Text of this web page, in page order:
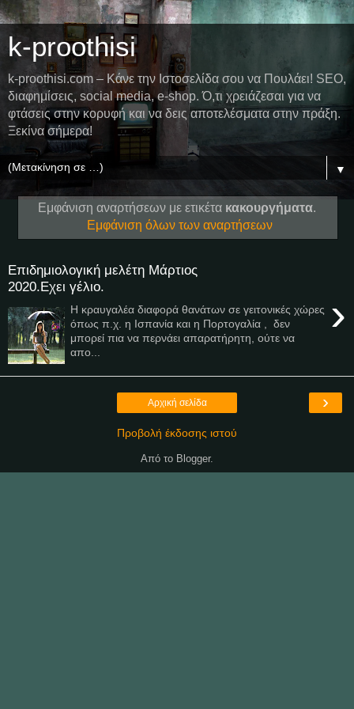
k-proothisi
k-proothisi.com – Κάνε την Ιστοσελίδα σου να Πουλάει! SEO,
διαφημίσεις, social media, e-shop. Ό,τι χρειάζεσαι για να
φτάσεις στην κορυφή και να δεις αποτελέσματα στην πράξη.
Ξεκίνα σήμερα!
▼
Εμφάνιση αναρτήσεων με ετικέτα κακουργήματα.
Εμφάνιση όλων των αναρτήσεων
Επιδημιολογική μελέτη Μάρτιος
2020.Εχει γέλιο.
›
Η κραυγαλέα διαφορά θανάτων σε γειτονικές χώρες
όπως π.χ. η Ισπανία και η Πορτογαλία , δεν
μπορεί πια να περνάει απαρατήρητη, ούτε να
απο...
›
Αρχική σελίδα
Προβολή έκδοσης ιστού
Από το Blogger.